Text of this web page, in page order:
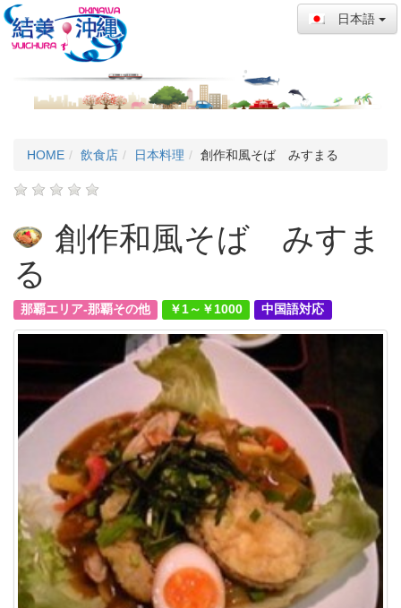
日本語
HOME 飲食店 日本料理 創作和風そば みすまる
創作和風そば みすま
る
那覇エリア-那覇その他 ￥1～￥1000 中国語対応